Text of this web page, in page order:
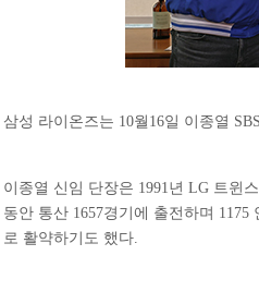
삼성 라이온즈는 10월16일 이종열
이종열 신임 단장은 1991년 LG 트윈
동안 통산 1657경기에 출전하며
로 활약하기도 했다.